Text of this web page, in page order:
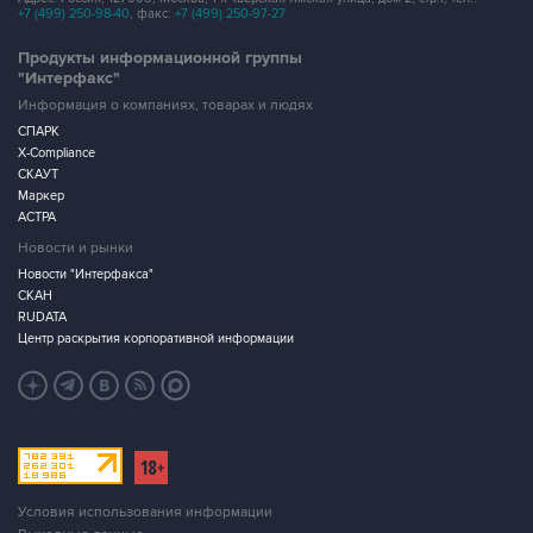
+7 (499) 250-98-40 , факс: +7 (499) 250-97-27
Продукты информационной группы
"Интерфакс"
Информация о компаниях, товарах и людях
СПАРК
X-Compliance
СКАУТ
Маркер
АСТРА
Новости и рынки
Новости "Интерфакса"
СКАН
RUDATA
Центр раскрытия корпоративной информации
Условия использования информации